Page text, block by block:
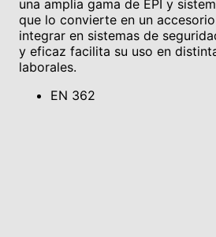
una amplia gama de EPI y
que lo convierte en un
integrar en sistemas de
y eficaz facilita su uso en
laborales.
EN 362